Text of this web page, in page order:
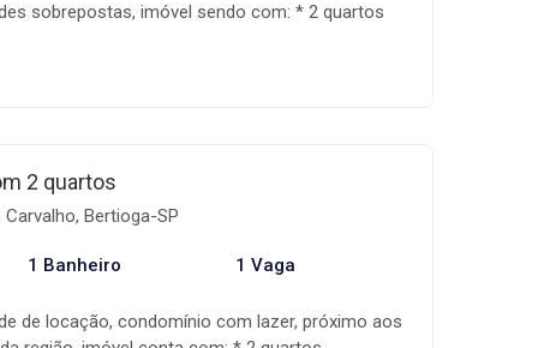
sobrepostas, imóvel sendo com: * 2 quartos
ou varanda privativa * ⁠1 vaga de garagem *
assim na realização do seu sonho! Os valores,
dos imóveis estão sujeitos a alteração sem
2 quartos
Bertioga-SP
1 Banheiro 1 Vaga
de locação, condomínio com lazer, próximo aos